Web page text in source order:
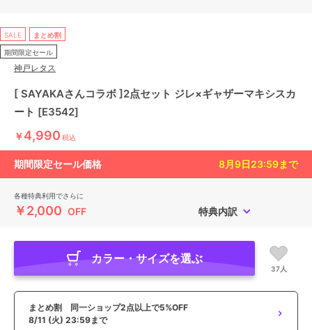
SALE まとめ割
期間限定セール
神戸レタス
[ SAYAKAさんコラボ ]2点セット ジレ×ギャザーマキシスカ
ート [E3542]
￥4,990 税込
期間限定セール価格 8月9日23:59まで
各種特典利用でさらに
￥2,000 OFF 特典内訳
カラー・サイズを選ぶ
37人
まとめ割 同一ショップ2点以上で5%OFF
8/11 (火) 23:59まで